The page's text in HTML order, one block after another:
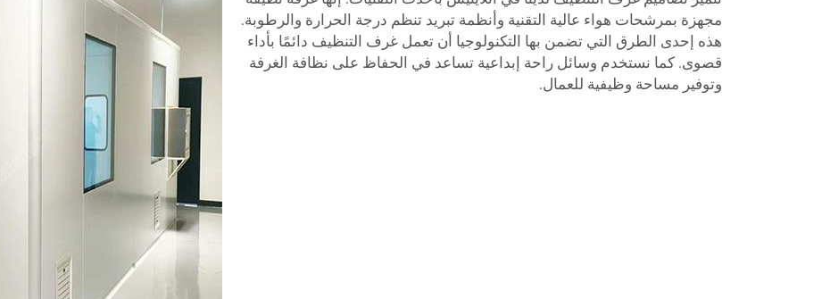
مجهزة بمرشحات هواء عالية التقنية وأنظمة تبريد تنظم درجة الحرارة والرطوبة.
هذه إحدى الطرق التي تضمن بها التكنولوجيا أن تعمل غرف التنظيف دائمًا بأداء
قصوی. كما نستخدم وسائل راحة إبداعية تساعد في الحفاظ على نظافة الغرفة
وتوفير مساحة وظيفية للعمال.